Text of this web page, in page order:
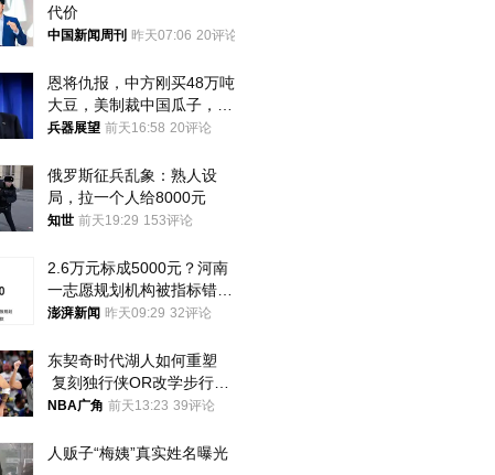
代价
中国新闻周刊 昨天07:06 20评论
恩将仇报，中方刚买48万吨
大豆，美制裁中国瓜子，布
林肯措辞变了
兵器展望 前天16:58 20评论
俄罗斯征兵乱象：熟人设
局，拉一个人给8000元
知世 前天19:29 153评论
2.6万元标成5000元？河南
一志愿规划机构被指标错学
费致考生复读
澎湃新闻 昨天09:29 32评论
东契奇时代湖人如何重塑
复刻独行侠OR改学步行
者？
NBA广角 前天13:23 39评论
人贩子“梅姨”真实姓名曝光